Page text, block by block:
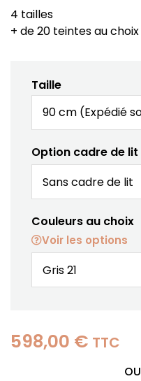
4 tailles
+ de 20 teintes au choix
Taille
Option cadre de lit
Couleurs au choix
Voir les options
598,00 € TTC
OU